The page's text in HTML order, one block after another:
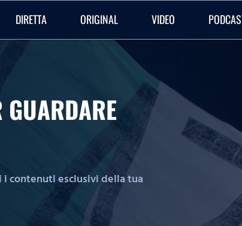
DIRETTA ORIGINAL VIDEO
contenuti esclusivi della tua